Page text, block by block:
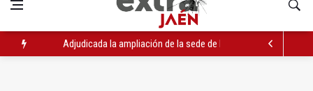
Adjudicada la ampliación de la sede de la Junta en la avenida